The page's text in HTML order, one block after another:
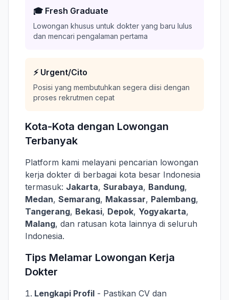
🎓 Fresh Graduate
Lowongan khusus untuk dokter yang baru lulus
dan mencari pengalaman pertama
⚡ Urgent/Cito
Posisi yang membutuhkan segera diisi dengan
proses rekrutmen cepat
Kota-Kota dengan Lowongan
Terbanyak
Platform kami melayani pencarian lowongan
kerja dokter di berbagai kota besar Indonesia
termasuk: Jakarta, Surabaya, Bandung,
Medan, Semarang, Makassar, Palembang,
Tangerang, Bekasi, Depok, Yogyakarta,
Malang, dan ratusan kota lainnya di seluruh
Indonesia.
Tips Melamar Lowongan Kerja
Dokter
Lengkapi Profil - Pastikan CV dan